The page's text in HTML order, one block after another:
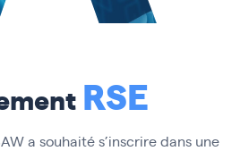
vos réalisations.Pour apporter un
RSE
a souhaité s’inscrire dans une